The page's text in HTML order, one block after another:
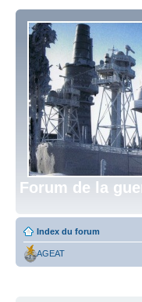
Forum de la
Index du forum
AGEAT